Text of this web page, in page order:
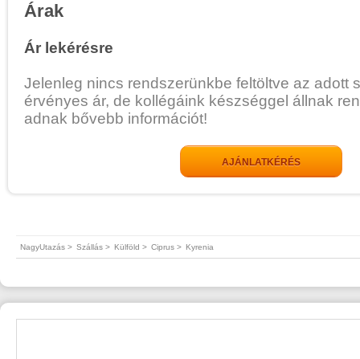
Árak
Ár lekérésre
Jelenleg nincs rendszerünkbe feltöltve az adott
érvényes ár, de kollégáink készséggel állnak
adnak bővebb információt!
AJÁNLATKÉRÉS
NagyUtazás > Szállás > Külföld > Ciprus > Kyrenia